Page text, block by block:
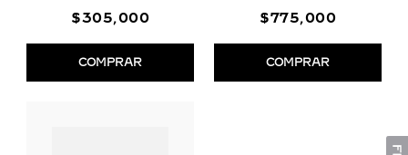
$305,000
COMPRAR
$775,000
COMPRAR